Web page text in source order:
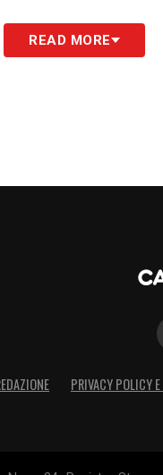
READ MORE
PRIVACY POLICY